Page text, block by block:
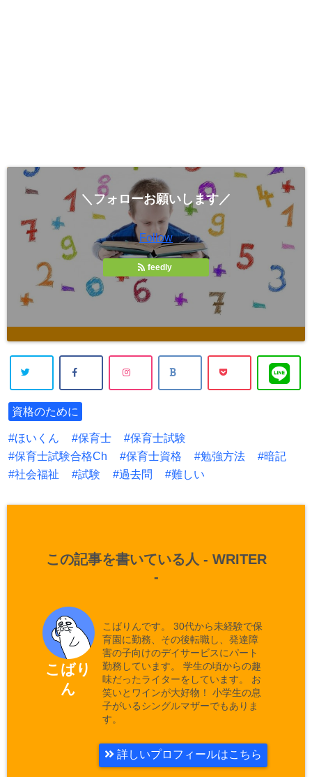
＼フォローお願いします／
Follow
feedly
資格のために
ほいくん 保育士
保育士試験
保育士試験合格Ch
保育士資格 勉強方法
暗記
社会福祉
試験 過去問 難しい
この記事を書いている人 - WRITER
-
こばり
ん
こばりんです。 30代から未経験で保
育園に勤務、その後転職し、発達障
害の子向けのデイサービスにパート
勤務しています。 学生の頃からの趣
味だったライターをしています。 お
笑いとワインが大好物！ 小学生の息
子がいるシングルマザーでもありま
す。
詳しいプロフィールはこちら